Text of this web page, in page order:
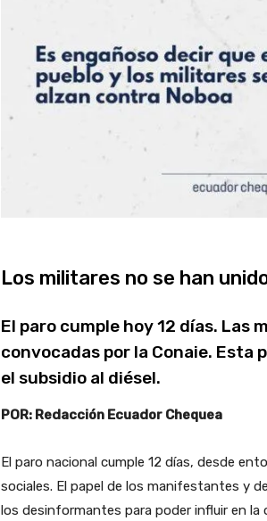
Los militares no se han
El paro cumple hoy 12 días. Las
convocadas por la Conaie.
el subsidio al diésel.
POR: Redacción Ecuador Chequea
El paro nacional cumple 12 días, desde
sociales. El papel de los manifestantes y
los desinformantes para poder influir en la